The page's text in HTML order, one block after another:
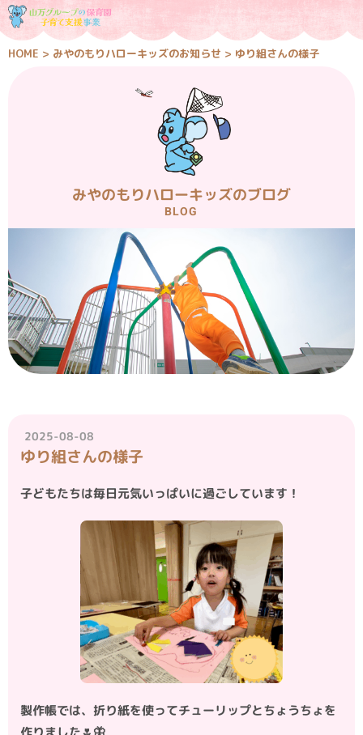
HOME > みやのもりハローキッズのお知らせ > ゆり組さんの様子
みやのもりハローキッズのブログ
BLOG
2025-08-08
ゆり組さんの様子
子どもたちは毎日元気いっぱいに過ごしています！
製作帳では、折り紙を使ってチューリップとちょうちょを